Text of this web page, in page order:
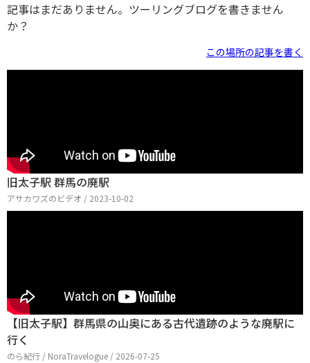
記事はまだありません。ツーリングブログを書きません
か？
この場所の記事を書く
旧太子駅 群馬の廃駅
アサカワズのビデオ / 2023-10-02
【旧太子駅】群馬県の山奥にある古代遺跡のような廃駅に
行く
のら紀行 / NoraTravelogue / 2026-07-25